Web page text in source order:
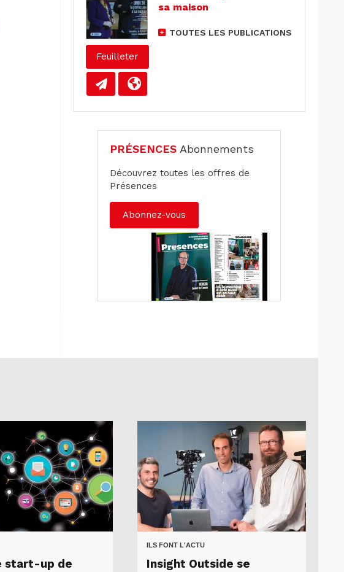
Feuilleter
sa maison
TOUTES LES PUBLICATIONS
PRÉSENCES Abonnements
Découvrez toutes les offres de
Présences
Abonnez-vous
start-up de
ILS FONT L'ACTU
Insight Outside se